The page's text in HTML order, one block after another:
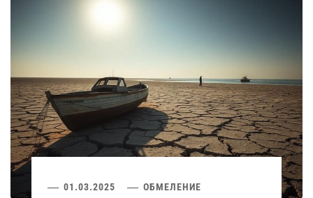
01.03.2025 ОБМЕЛЕНИЕ